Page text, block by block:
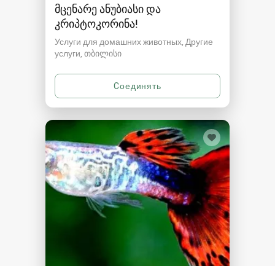
მცენარე ანუბიასი და
კრიპტოკორინა!
Услуги для домашних животных, Другие
услуги თბილისი